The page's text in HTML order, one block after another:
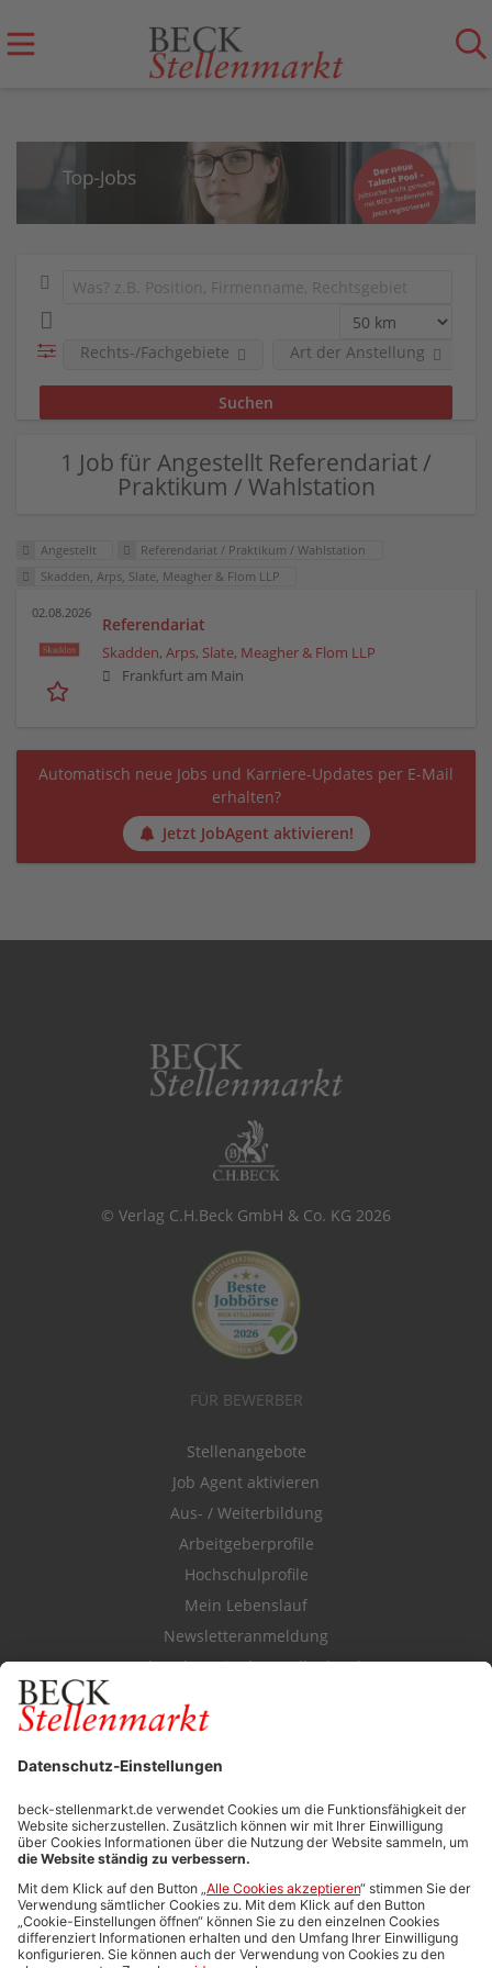
Rechts-/Fachgebiete Art der Anstellung
1 Job für Angestellt Referendariat /
Praktikum / Wahlstation
Angestellt
Referendariat / Praktikum / Wahlstation
Skadden, Arps, Slate, Meagher & Flom LLP
02.08.2026
Referendariat
Skadden, Arps, Slate, Meagher & Flom LLP
Frankfurt am Main
Automatisch neue Jobs und Karriere-Updates per E-Mail
erhalten?
Jetzt JobAgent aktivieren!
© Verlag C.H.Beck GmbH & Co. KG 2026
FÜR BEWERBER
Stellenangebote
Job Agent aktivieren
Aus- / Weiterbildung
Arbeitgeberprofile
Hochschulprofile
Mein Lebenslauf
Newsletteranmeldung
Durchsuchen Sie den Stellenkatalog
FÜR ARBEITGEBER
Stellenmarktpreise
Anzeigen-AGB
Media-Daten
Newsletteranmeldung
Produktübersicht
ALLGEMEIN